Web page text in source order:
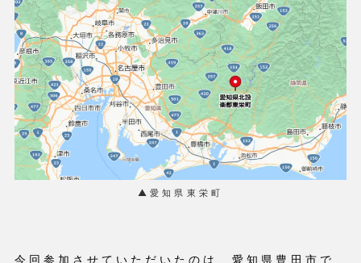
▲愛知県東栄町
今回参加させていただいたのは、愛知県豊田市で